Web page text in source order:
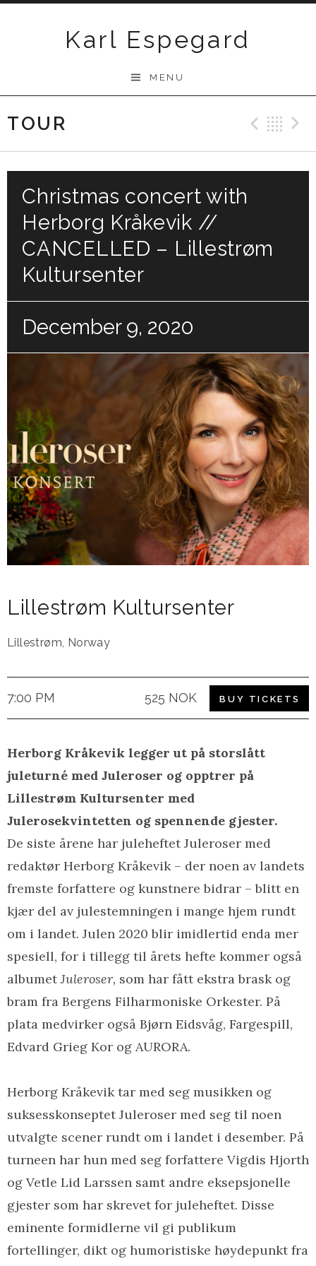
Karl Espegard
MENU
TOUR
Christmas concert with
Herborg Kråkevik //
CANCELLED – Lillestrøm
Kultursenter
December 9, 2020
Lillestrøm Kultursenter
Lillestrøm, Norway
7:00 PM 525 NOK BUY TICKETS
Herborg Kråkevik legger ut på storslått
juleturné med Juleroser og opptrer på
Lillestrøm Kultursenter med
Julerosekvintetten og spennende gjester.
De siste årene har juleheftet Juleroser med
redaktør Herborg Kråkevik – der noen av landets
fremste forfattere og kunstnere bidrar – blitt en
kjær del av julestemningen i mange hjem rundt
om i landet. Julen 2020 blir imidlertid enda mer
spesiell, for i tillegg til årets hefte kommer også
albumetJuleroser, som har fått ekstra brask og
bram fra Bergens Filharmoniske Orkester. På
plata medvirker også Bjørn Eidsvåg, Fargespill,
Edvard Grieg Kor og AURORA.
Herborg Kråkevik tar med seg musikken og
suksesskonseptet Juleroser med seg til noen
utvalgte scener rundt om i landet i desember. På
turneen har hun med seg forfattere Vigdis Hjorth
og Vetle Lid Larssen samt andre eksepsjonelle
gjester som har skrevet for juleheftet. Disse
eminente formidlerne vil gi publikum
fortellinger, dikt og humoristiske høydepunkt fra